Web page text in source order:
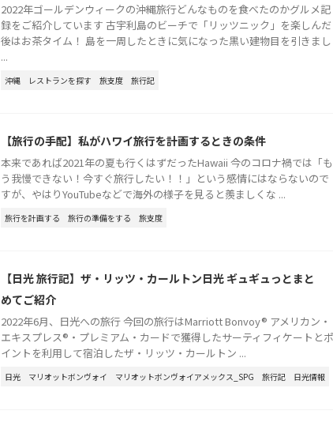
2022年ゴールデンウィークの沖縄旅行どんなものを食べたのかグルメ記
録をご紹介しています 古宇利島のビーチで「リッツニック」を楽しんだ
後はお茶タイム！ 島を一周したときに気になった黒い建物目を引きまし
...
沖縄 レストランを探す 旅支度 旅行記
【旅行の手配】私がハワイ旅行を計画するときの条件
本来であれば2021年の夏も行くはずだったHawaii 今のコロナ禍では「も
う我慢できない！今すぐ旅行したい！！」という感情にはならないので
すが、やはりYouTubeなどで海外の様子を見ると羨ましくな ...
旅行を計画する 旅行の準備をする 旅支度
【日光 旅行記】ザ・リッツ・カールトン日光 ギュギュっとまと
めてご紹介
2022年6月、日光への旅行 今回の旅行はMarriott Bonvoy® アメリカン・
エキスプレス®・プレミアム・カードで獲得したサーティフィケートとポ
イントを利用して宿泊したザ・リッツ・カールトン ...
日光 マリオットボンヴォイ マリオットボンヴォイアメックス_SPG 旅行記 日光情報